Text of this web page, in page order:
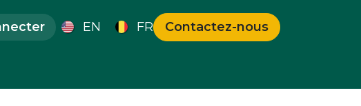
EN FR Contactez-nous